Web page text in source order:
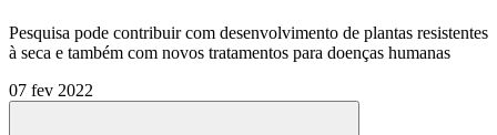
Pesquisa pode contribuir com desenvolvimento de plantas resistentes
à seca e também com novos tratamentos para doenças humanas
07 fev 2022